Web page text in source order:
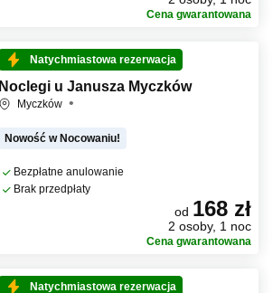
Cena gwarantowana
Natychmiastowa rezerwacja
Noclegi u Janusza Myczków
Myczków
Nowość w Nocowaniu!
Bezpłatne anulowanie
Brak przedpłaty
od 168 zł
2 osoby, 1 noc
Cena gwarantowana
Natychmiastowa rezerwacja